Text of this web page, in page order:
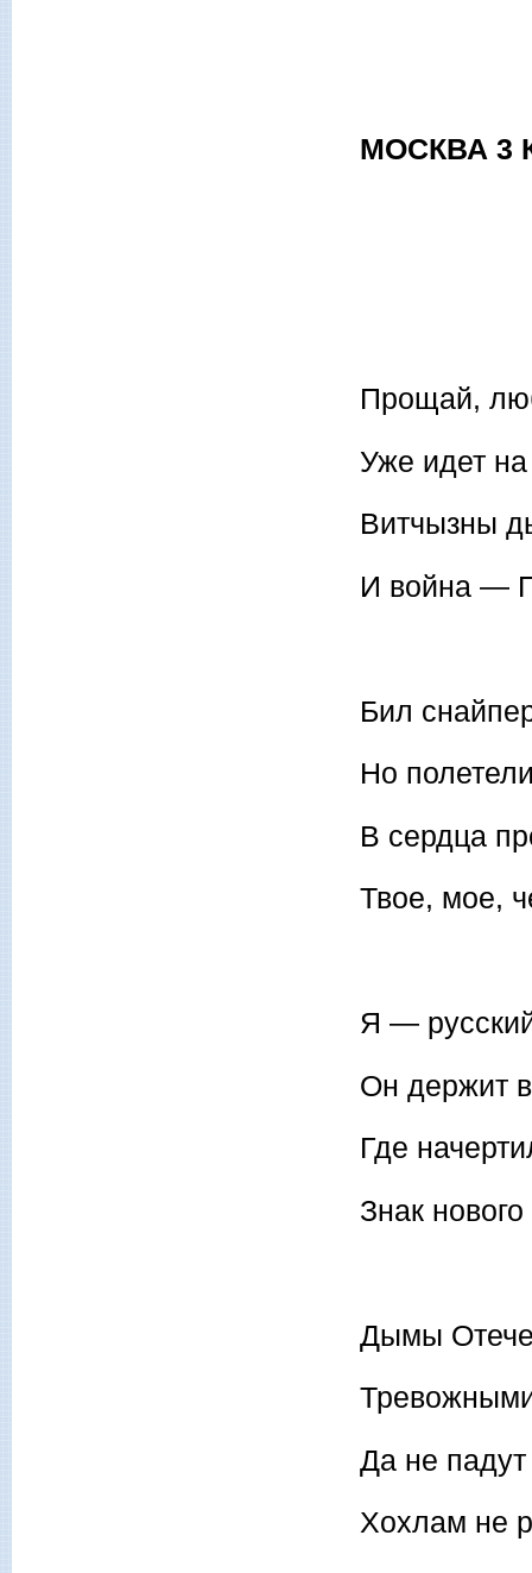
МОСКВА 3
Прощай,
Уже идет
Витчызны
И война —
Бил
Но
В сердца
Твое, мое,
Я —
Он держит
Где
Знак
Дымы
Да не
Хохлам не